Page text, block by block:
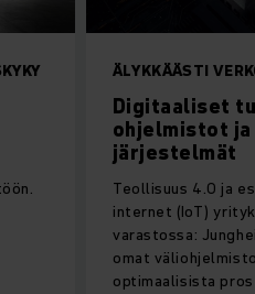
ÄLYKKÄÄSTI
Digitaaliset
ohjelmistot ja
järjestelmät
Teollisuus 4.0 ja
internet (IoT) yrityksesi
varastossa:
omat väliohjelmistot
optimaalisista